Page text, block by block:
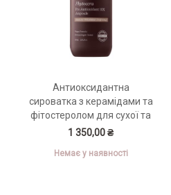
Антиоксидантна
сироватка з керамідами та
фітостеролом для сухої та
зрілої шкіри Doctors
10X Ampoule 50 мл
1 350,00 ₴
Немає у наявності